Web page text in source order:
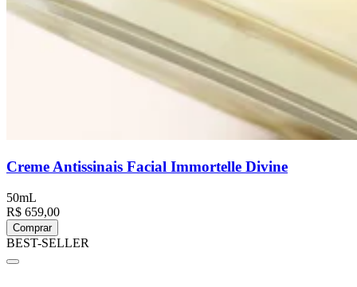
Creme Antissinais Facial Immortelle Divine
50mL
R$ 659,00
Comprar
BEST-SELLER